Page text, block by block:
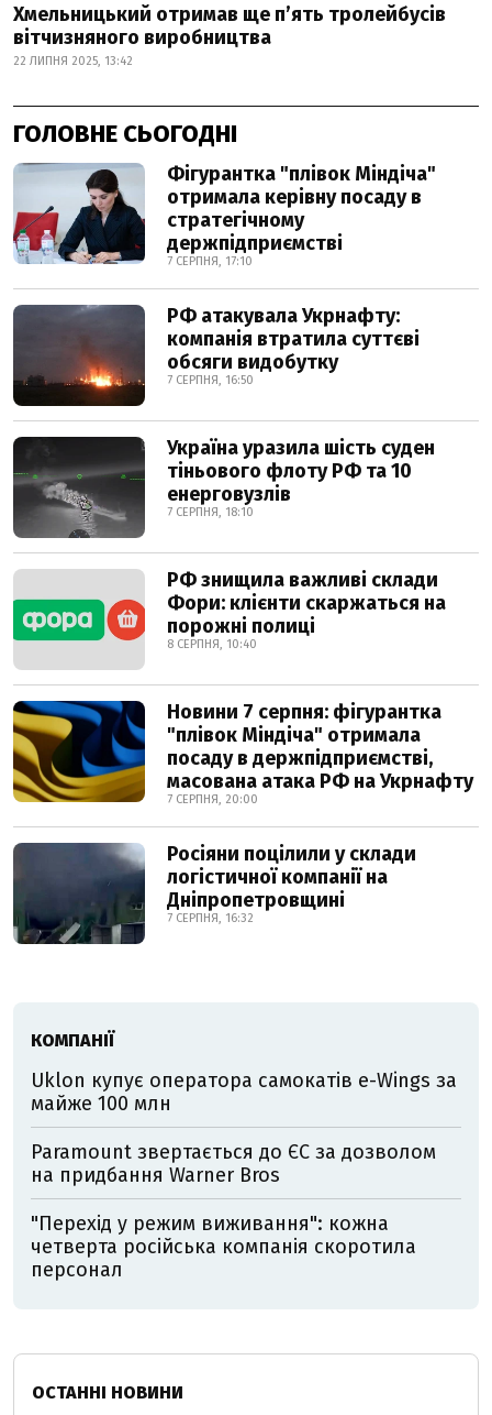
Хмельницький отримав ще п’ять тролейбусів
вітчизняного виробництва
22 ЛИПНЯ 2025, 13:42
ГОЛОВНЕ СЬОГОДНІ
Фігурантка "плівок Міндіча"
отримала керівну посаду в
стратегічному
держпідприємстві
7 СЕРПНЯ, 17:10
РФ атакувала Укрнафту:
компанія втратила суттєві
обсяги видобутку
7 СЕРПНЯ, 16:50
Україна уразила шість суден
тіньового флоту РФ та 10
енерговузлів
7 СЕРПНЯ, 18:10
РФ знищила важливі склади
Фори: клієнти скаржаться на
порожні полиці
8 СЕРПНЯ, 10:40
Новини 7 серпня: фігурантка
"плівок Міндіча" отримала
посаду в держпідприємстві,
масована атака РФ на Укрнафту
7 СЕРПНЯ, 20:00
Росіяни поцілили у склади
логістичної компанії на
Дніпропетровщині
7 СЕРПНЯ, 16:32
КОМПАНІЇ
Uklon купує оператора самокатів e-Wings за
майже 100 млн
Paramount звертається до ЄС за дозволом
на придбання Warner Bros
"Перехід у режим виживання": кожна
четверта російська компанія скоротила
персонал
ОСТАННІ НОВИНИ